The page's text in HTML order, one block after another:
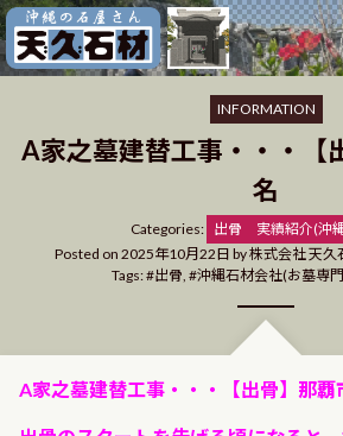
Skip
to
content
INFORMATION
A家之墓建替工事・・・【
名
Categories: Categories
出骨
実績紹介(沖
Posted on 2025年10月22日 by株式会社 天久
Tags:
出骨, 沖縄石材会社(お墓専
A家之墓建替工事・・・【出骨】那覇